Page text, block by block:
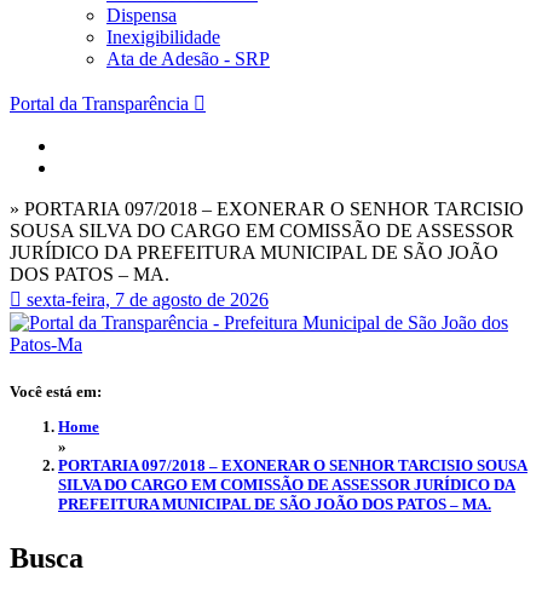
Dispensa
Inexigibilidade
Ata de Adesão - SRP
Portal da Transparência
» PORTARIA 097/2018 – EXONERAR O SENHOR TARCISIO
SOUSA SILVA DO CARGO EM COMISSÃO DE ASSESSOR
JURÍDICO DA PREFEITURA MUNICIPAL DE SÃO JOÃO
DOS PATOS – MA.
sexta-feira, 7 de agosto de 2026
Você está em:
Home
»
PORTARIA 097/2018 – EXONERAR O SENHOR TARCISIO SOUSA
SILVA DO CARGO EM COMISSÃO DE ASSESSOR JURÍDICO DA
PREFEITURA MUNICIPAL DE SÃO JOÃO DOS PATOS – MA.
Busca